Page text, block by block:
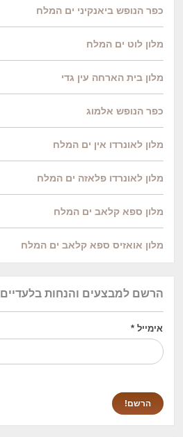
הרשם למבצעים והנחות בלעדיים
אימייל*
כפר הנופש ביאנקיני ים המלח
מלון לוט ים המלח
מלון בית הארחה עין גדי
כפר הנופש אלמוג
מלון לאונרדו אין ים המלח
מלון לאונרדו פלאזה ים המלח
מלון ספא קלאב ים המלח
מלון אואזיס ספא קלאב ים המלח